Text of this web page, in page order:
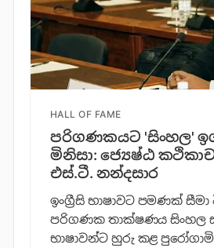
HALL OF FAME
පරිගණකයට 'සිංහල'
මිනිසා: ජ්‍යෙෂ්ඨ
එස්.ටී. නන්දසාර
ඉංග්‍රීසි භාෂාවට පමණක්
පරිගණක තාක්ෂණය සිංහල
භාෂාවන්ට හුරු කළ